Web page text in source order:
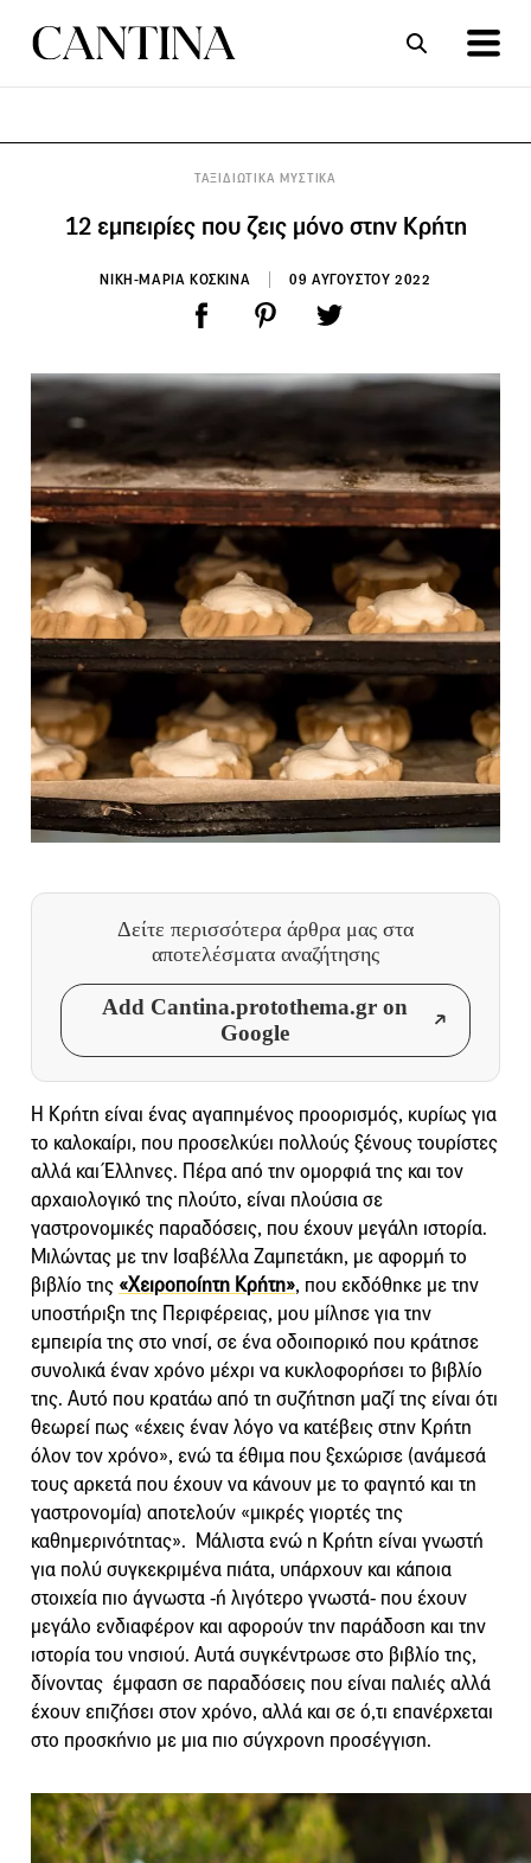
ΤΑΞΙΔΙΩΤΙΚΑ ΜΥΣΤΙΚΑ
12 εμπειρίες που ζεις μόνο στην Κρήτη
ΝΙΚΗ-ΜΑΡΙΑ ΚΟΣΚΙΝΑ 09 ΑΥΓΟΥΣΤΟΥ 2022
Δείτε περισσότερα άρθρα μας στα
αποτελέσματα αναζήτησης
Add Cantina.protothema.gr on
Google
Η Κρήτη είναι ένας αγαπημένος προορισμός, κυρίως για
το καλοκαίρι, που προσελκύει πολλούς ξένους τουρίστες
αλλά και Έλληνες. Πέρα από την ομορφιά της και τον
αρχαιολογικό της πλούτο, είναι πλούσια σε
γαστρονομικές παραδόσεις, που έχουν μεγάλη ιστορία.
Μιλώντας με την Ισαβέλλα Ζαμπετάκη, με αφορμή το
βιβλίο της «Χειροποίητη Κρήτη», που εκδόθηκε με την
υποστήριξη της Περιφέρειας, μου μίλησε για την
εμπειρία της στο νησί, σε ένα οδοιπορικό που κράτησε
συνολικά έναν χρόνο μέχρι να κυκλοφορήσει το βιβλίο
της. Αυτό που κρατάω από τη συζήτηση μαζί της είναι ότι
θεωρεί πως «έχεις έναν λόγο να κατέβεις στην Κρήτη
όλον τον χρόνο», ενώ τα έθιμα που ξεχώρισε (ανάμεσά
τους αρκετά που έχουν να κάνουν με το φαγητό και τη
γαστρονομία) αποτελούν «μικρές γιορτές της
καθημερινότητας». Μάλιστα ενώ η Κρήτη είναι γνωστή
για πολύ συγκεκριμένα πιάτα, υπάρχουν και κάποια
στοιχεία πιο άγνωστα -ή λιγότερο γνωστά- που έχουν
μεγάλο ενδιαφέρον και αφορούν την παράδοση και την
ιστορία του νησιού. Αυτά συγκέντρωσε στο βιβλίο της,
δίνοντας έμφαση σε παραδόσεις που είναι παλιές αλλά
έχουν επιζήσει στον χρόνο, αλλά και σε ό,τι επανέρχεται
στο προσκήνιο με μια πιο σύγχρονη προσέγγιση.